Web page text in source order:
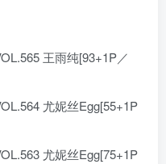
王雨纯[93+1P／
尤妮丝Egg[55+1P
尤妮丝Egg[75+1P